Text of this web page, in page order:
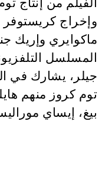
الفيلم من إنتاج
وإخراج كريستوفر
ماكوايري وإريك
المسلسل
جيلر، يشارك في
توم كروز منهم
بيغ، إيساي